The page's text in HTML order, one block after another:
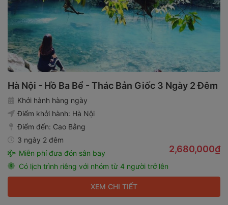
Hà Nội - Hồ Ba Bể - Thác Bản Giốc 3 Ngày 2 Đêm
2,680,000₫
Khởi hành hàng ngày
Điểm khởi hành: Hà Nội
Điểm đến: Cao Bằng
3 ngày 2 đêm
Miễn phí đưa đón sân bay
Có lịch trình riêng với nhóm từ 4 người trở lên
XEM CHI TIẾT